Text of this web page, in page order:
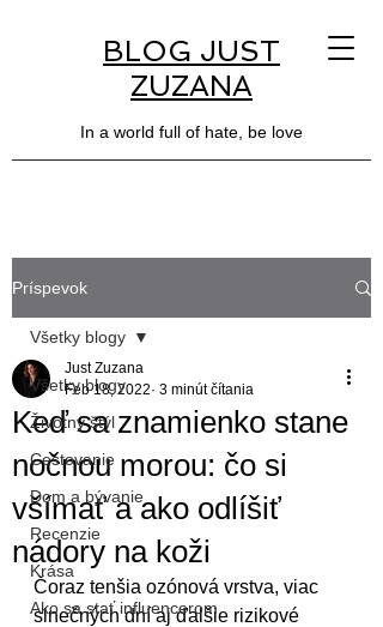
BLOG JUST
ZUZANA
In a world full of hate, be love
Príspevok
Všetky blogy
Životný štýl
Cestovanie
Dom a bývanie
Recenzie
Krása
Ako sa stať influencerom
Všetky blogy
Keď sa znamienko stane
nočnou morou: čo si
všímať a ako odlíšiť
nádory na koži
Just Zuzana
Feb 18, 2022 3 minút čítania
Čoraz tenšia ozónová vrstva, viac
slnečných dní aj ďalšie rizikové